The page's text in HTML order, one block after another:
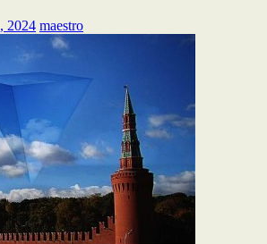
2024 maestro